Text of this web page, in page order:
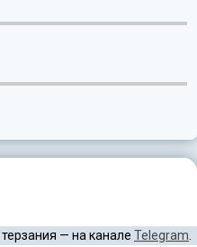
— на канале Telegram